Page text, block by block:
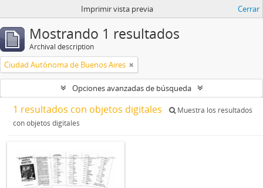
Imprimir vista previa Cerrar
Mostrando 1 resultados
Archival description
Ciudad Autónoma de Buenos Aires
Opciones avanzadas de búsqueda
1 resultados con objetos digitales
Muestra los resultados
con objetos digitales